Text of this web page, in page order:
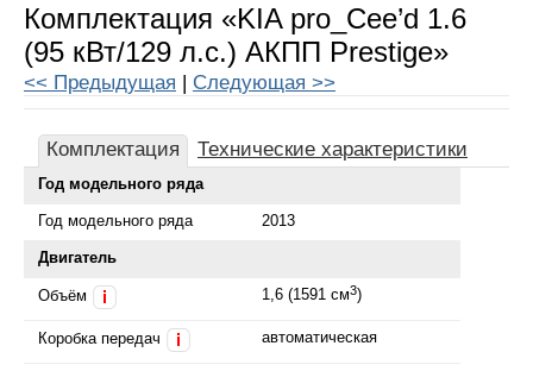
Комплектация «KIA pro_Cee’d 1.6
(95 кВт/129 л.с.) АКПП Prestige»
<< Предыдущая Следующая >>
Комплектация Технические характеристики
Год модельного ряда
Год модельного ряда 2013
Двигатель
Объём 1,6 (1591 см3)
Коробка передач автоматическая